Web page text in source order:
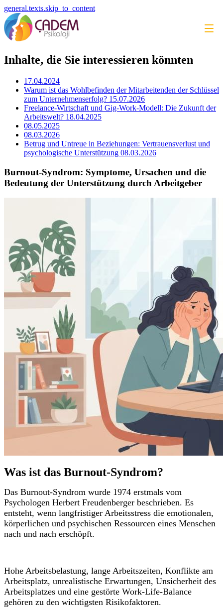
general.texts.skip_to_content
Inhalte, die Sie interessieren könnten
17.04.2024
Warum ist das Wohlbefinden der Mitarbeitenden der Schlüssel
zum Unternehmenserfolg? 15.07.2026
Freelance-Wirtschaft und Gig-Work-Modell: Die Zukunft der
Arbeitswelt? 18.04.2025
08.05.2025
08.03.2026
Betrug und Untreue in Beziehungen: Vertrauensverlust und
psychologische Unterstützung 08.03.2026
Burnout-Syndrom: Symptome, Ursachen und die
Bedeutung der Unterstützung durch Arbeitgeber
Was ist das Burnout-Syndrom?
Das Burnout-Syndrom wurde 1974 erstmals vom
Psychologen Herbert Freudenberger beschrieben. Es
entsteht, wenn langfristiger Arbeitsstress die emotionalen,
körperlichen und psychischen Ressourcen eines Menschen
nach und nach erschöpft.
Hohe Arbeitsbelastung, lange Arbeitszeiten, Konflikte am
Arbeitsplatz, unrealistische Erwartungen, Unsicherheit des
Arbeitsplatzes und eine gestörte Work-Life-Balance
gehören zu den wichtigsten Risikofaktoren.